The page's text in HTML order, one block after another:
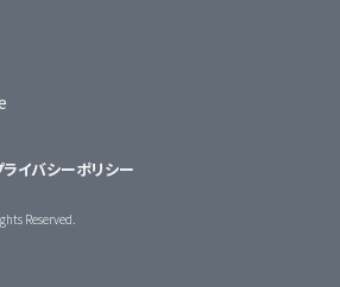
ライバシーポリシー
Reserved.